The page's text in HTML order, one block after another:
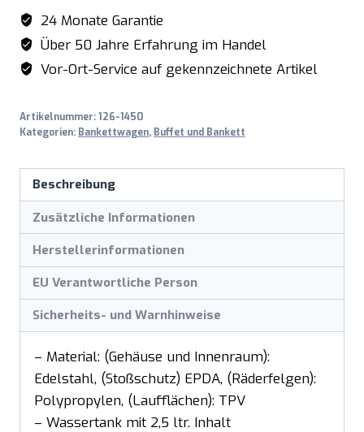
/
Wassertank
Modell
BWS-
Menge
24 Monate Garantie
Über 50 Jahre Erfahrung im Handel
Vor-Ort-Service auf gekennzeichnete Artikel
Artikelnummer:126-1450
Kategorien: Bankettwagen, Buffet und Bankett
Beschreibung
Zusätzliche Informationen
Herstellerinformationen
EU Verantwortliche Person
Sicherheits- und Warnhinweise
– Material: (Gehäuse und Innenraum):
Edelstahl, (Stoßschutz) EPDA, (Räderfelgen):
Polypropylen, (Laufflächen): TPV
– Wassertank mit 2,5 ltr. Inhalt